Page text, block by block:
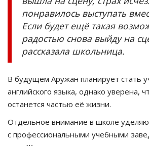
понравилось выступать
Если будет ещё такая
радостью снова выйду на
рассказала школьница.
В будущем Аружан планирует стать
английского языка, однако уверена,
останется частью её жизни.
Отдельное внимание в школе
с профессиональными учебными